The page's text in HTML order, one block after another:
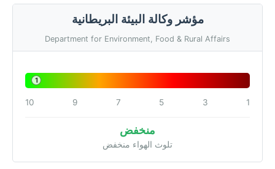
مؤشر وكالة البيئة البريطانية
Department for Environment, Food & Rural Affairs
1
1
3
5
7
9
10
منخفض
تلوث الهواء منخفض